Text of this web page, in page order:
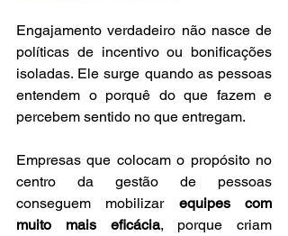
Engajamento verdadeiro não nasce de
políticas de incentivo ou bonificações
isoladas. Ele surge quando as pessoas
entendem o porquê do que fazem e
percebem sentido no que entregam.
Empresas que colocam o propósito no
centro da gestão de pessoas
conseguem mobilizar equipes com
muito mais eficácia, porque criam